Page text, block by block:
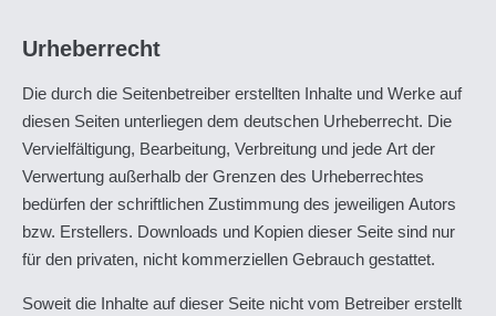
Urheberrecht
Die durch die Seitenbetreiber erstellten Inhalte und Werke auf
diesen Seiten unterliegen dem deutschen Urheberrecht. Die
Vervielfältigung, Bearbeitung, Verbreitung und jede Art der
Verwertung außerhalb der Grenzen des Urheberrechtes
bedürfen der schriftlichen Zustimmung des jeweiligen Autors
bzw. Erstellers. Downloads und Kopien dieser Seite sind nur
für den privaten, nicht kommerziellen Gebrauch gestattet.
Soweit die Inhalte auf dieser Seite nicht vom Betreiber erstellt